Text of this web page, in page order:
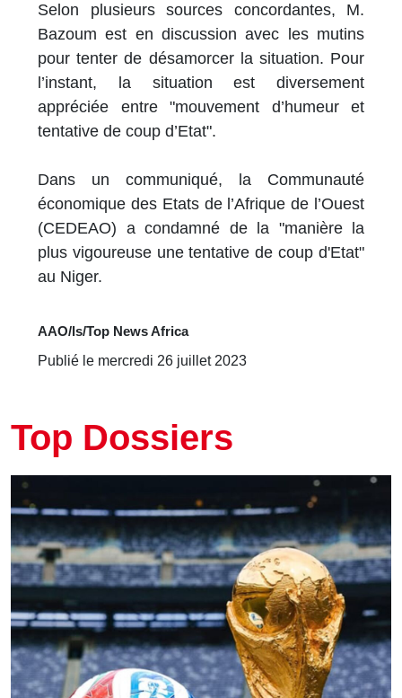
Selon plusieurs sources concordantes, M.
Bazoum est en discussion avec les mutins
pour tenter de désamorcer la situation. Pour
l’instant, la situation est diversement
appréciée entre "mouvement d’humeur et
tentative de coup d’Etat".
Dans un communiqué, la Communauté
économique des Etats de l’Afrique de l’Ouest
(CEDEAO) a condamné de la "manière la
plus vigoureuse une tentative de coup d'Etat"
au Niger.
AAO/ls/Top News Africa
Publié le mercredi 26 juillet 2023
Top Dossiers